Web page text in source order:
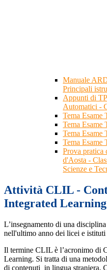
Manuale
Principali
Appunti di
Automatici -
Tema Esame
Tema
Tema Esame
Tema Esame
Prova pratica
d'Aosta -
Scienze e
Attività CLIL -
Integrated Learning
L’insegnamento di una
nell'ultimo anno dei licei e istituti
Il termine CLIL è l’acronimo di
Learning. Si tratta di una
di contenuti in lingua straniera.